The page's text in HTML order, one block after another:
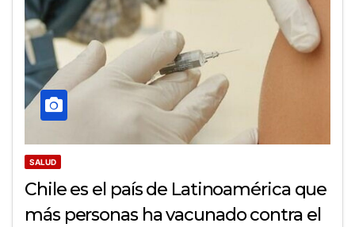
SALUD
Chile es el país de Latinoamérica que
más personas ha vacunado contra el